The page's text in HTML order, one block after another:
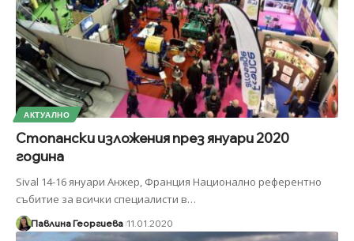
АКТУАЛНО
Стопански изложения през януари 2020
година
Sival 14-16 януари Анжер, Франция Национално референтно
събитие за всички специалисти в…
Павлина Георгиева 11.01.2020